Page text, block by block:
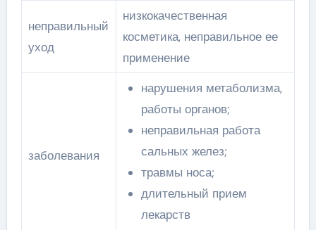
неправильный
уход
низкокачественная
косметика, неправильное ее
применение
заболевания
нарушения метаболизма,
работы органов;
неправильная работа
сальных желез;
травмы носа;
длительный прием
лекарств